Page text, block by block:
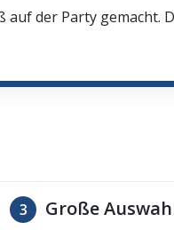
auf der Party gemacht.
3 Große